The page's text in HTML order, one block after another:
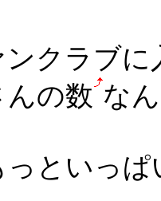
クラブ
の数 な
っといっ